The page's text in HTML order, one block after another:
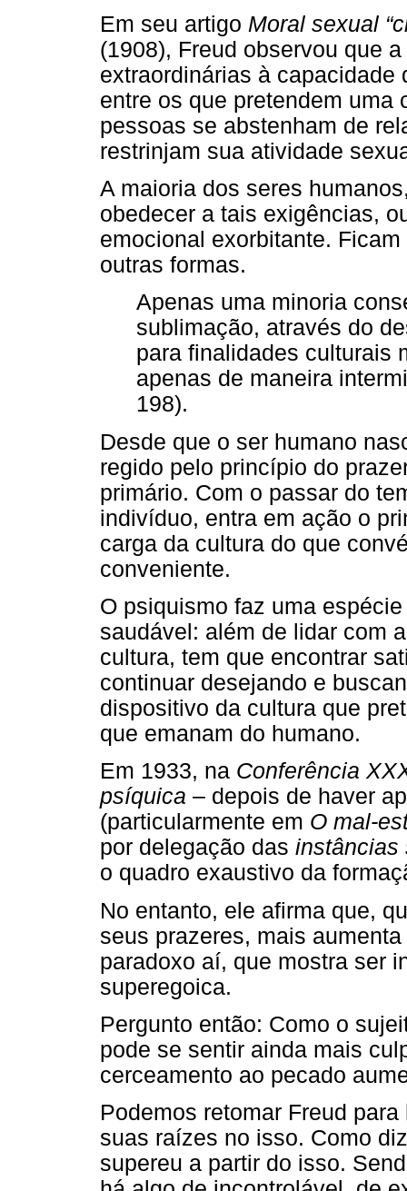
Em seu artigo Moral sexual
(1908), Freud observou que
extraordinárias à
entre os que pretendem uma
pessoas se abstenham de
restrinjam sua atividade
A maioria dos seres
obedecer a tais exigências,
emocional exorbitante.
outras formas.
Apenas uma minoria
sublimação, através do
para finalidades culturais
apenas de maneira
198).
Desde que o ser humano
regido pelo princípio do
primário. Com o passar do
indivíduo, entra em ação o
carga da cultura do que
conveniente.
O psiquismo faz uma
saudável: além de lidar com
cultura, tem que encontrar
continuar desejando e
dispositivo da cultura que
que emanam do humano.
Em 1933, na Conferência
psíquica – depois de haver
(particularmente em O mal-
por delegação das instâncias
o quadro exaustivo da
No entanto, ele afirma que,
seus prazeres, mais
paradoxo aí, que mostra ser
superegoica.
Pergunto então: Como o
pode se sentir ainda mais
cerceamento ao pecado
Podemos retomar Freud
suas raízes no isso. Como
supereu a partir do isso.